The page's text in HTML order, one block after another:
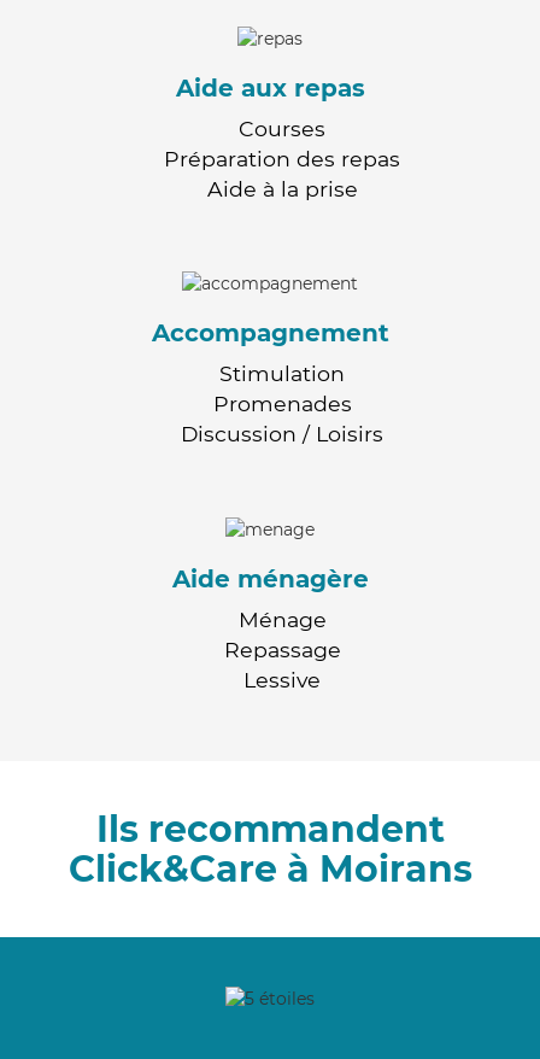
Aide aux repas
Courses
Préparation des repas
Aide à la prise
Accompagnement
Stimulation
Promenades
Discussion / Loisirs
Aide ménagère
Ménage
Repassage
Lessive
Ils recommandent
Click&Care à Moirans